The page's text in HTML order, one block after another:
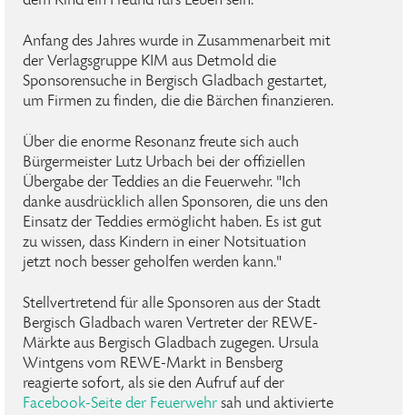
Anfang des Jahres wurde in Zusammenarbeit mit
der Verlagsgruppe KIM aus Detmold die
Sponsorensuche in Bergisch Gladbach gestartet,
um Firmen zu finden, die die Bärchen finanzieren.
Über die enorme Resonanz freute sich auch
Bürgermeister Lutz Urbach bei der offiziellen
Übergabe der Teddies an die Feuerwehr. "Ich
danke ausdrücklich allen Sponsoren, die uns den
Einsatz der Teddies ermöglicht haben. Es ist gut
zu wissen, dass Kindern in einer Notsituation
jetzt noch besser geholfen werden kann."
Stellvertretend für alle Sponsoren aus der Stadt
Bergisch Gladbach waren Vertreter der REWE-
Märkte aus Bergisch Gladbach zugegen. Ursula
Wintgens vom REWE-Markt in Bensberg
reagierte sofort, als sie den Aufruf auf der
Facebook-Seite der Feuerwehr sah und aktivierte